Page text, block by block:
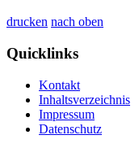
drucken nach oben
Quicklinks
Kontakt
Inhaltsverzeichnis
Impressum
Datenschutz